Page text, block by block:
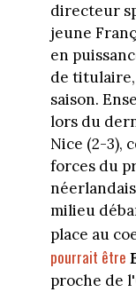
directeur
jeune
en
de
saison.
lors du
Nice (2-3),
forces du
milieu
place au
pourrait être
proche de